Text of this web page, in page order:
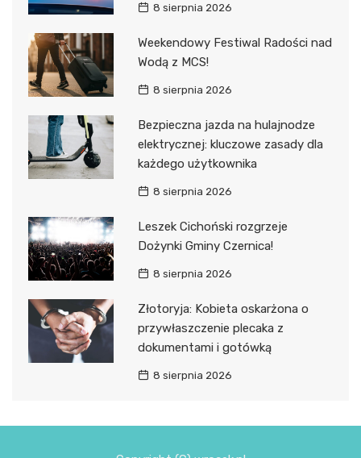
8 sierpnia 2026
Weekendowy Festiwal Radości nad
Wodą z MCS!
8 sierpnia 2026
Bezpieczna jazda na hulajnodze
elektrycznej: kluczowe zasady dla
każdego użytkownika
8 sierpnia 2026
Leszek Cichoński rozgrzeje
Dożynki Gminy Czernica!
8 sierpnia 2026
Złotoryja: Kobieta oskarżona o
przywłaszczenie plecaka z
dokumentami i gotówką
8 sierpnia 2026